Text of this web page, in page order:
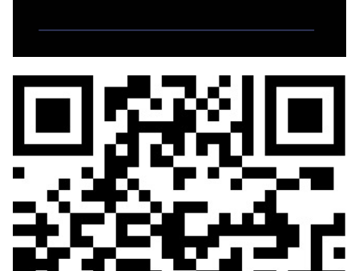
Дополнительная информация на сайте
https://vo.hse.ru/